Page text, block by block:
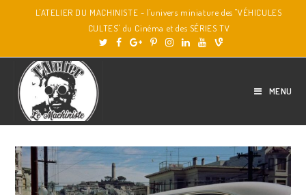
L'ATELIER DU MACHINISTE - l'univers miniature des "VÉHICULES
CULTES" du Cinéma et des SÉRIES TV
MENU